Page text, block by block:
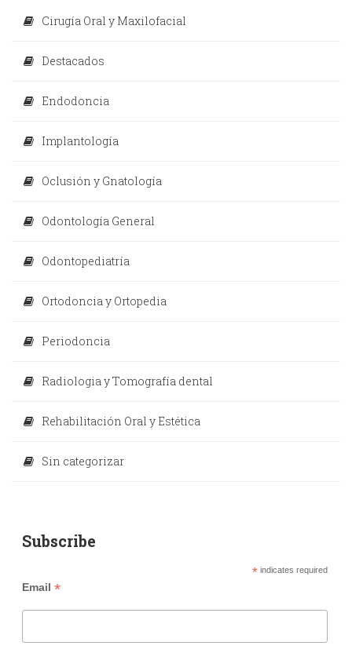
Cirugía Oral y Maxilofacial
Destacados
Endodoncia
Implantología
Oclusión y Gnatología
Odontología General
Odontopediatría
Ortodoncia y Ortopedia
Periodoncia
Radiologia y Tomografía dental
Rehabilitación Oral y Estética
Sin categorizar
Subscribe
*indicates required
Email *